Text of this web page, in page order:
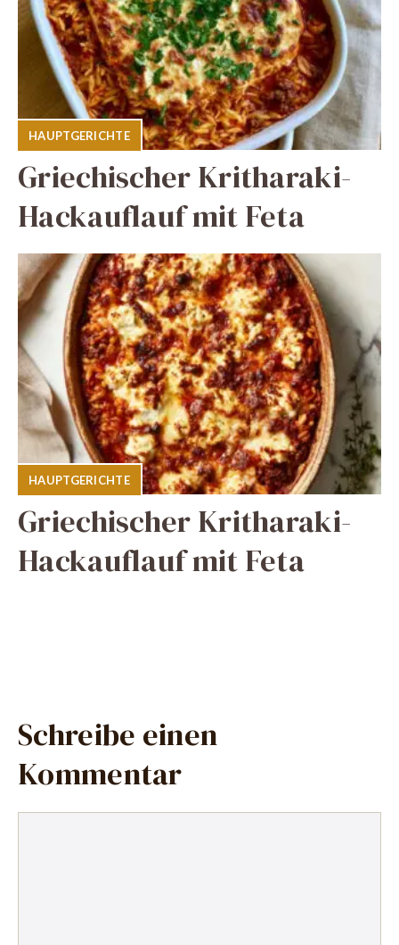
HAUPTGERICHTE
Griechischer Kritharaki-
Hackauflauf mit Feta
HAUPTGERICHTE
Griechischer Kritharaki-
Hackauflauf mit Feta
Schreibe einen
Kommentar